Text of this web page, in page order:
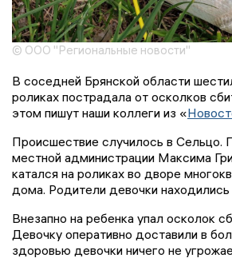
© ООО "Региональные новости"
В соседней Брянской области
роликах пострадала от осколков
этом пишут наши коллеги из «
Происшествие случилось в Сельцо.
местной администрации Максима
катался на роликах во дворе
дома. Родители девочки находились
Внезапно на ребенка упал осколок
Девочку оперативно доставили в
здоровью девочки ничего не